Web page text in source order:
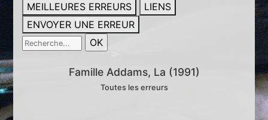
MEILLEURES ERREURS
LIENS
ENVOYER UNE ERREUR
Famille Addams, La (1991)
Toutes les erreurs